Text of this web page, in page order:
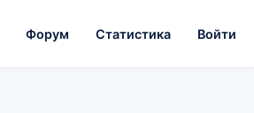
Форум Статистика Войти